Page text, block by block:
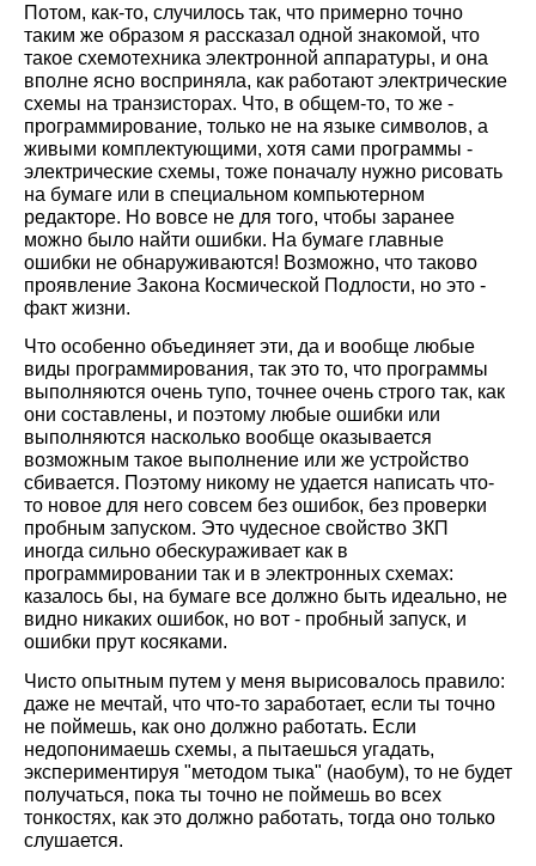
Потом, как-то, случилось так, что примерно точно
таким же образом я рассказал одной знакомой, что
такое схемотехника электронной аппаратуры, и она
вполне ясно восприняла, как работают электрические
схемы на транзисторах. Что, в общем-то, то же -
программирование, только не на языке символов, а
живыми комплектующими, хотя сами программы -
электрические схемы, тоже поначалу нужно рисовать
на бумаге или в специальном компьютерном
редакторе. Но вовсе не для того, чтобы заранее
можно было найти ошибки. На бумаге главные
ошибки не обнаруживаются! Возможно, что таково
проявление Закона Космической Подлости, но это -
факт жизни.
Что особенно объединяет эти, да и вообще любые
виды программирования, так это то, что программы
выполняются очень тупо, точнее очень строго так, как
они составлены, и поэтому любые ошибки или
выполняются насколько вообще оказывается
возможным такое выполнение или же устройство
сбивается. Поэтому никому не удается написать что-
то новое для него совсем без ошибок, без проверки
пробным запуском. Это чудесное свойство ЗКП
иногда сильно обескураживает как в
программировании так и в электронных схемах:
казалось бы, на бумаге все должно быть идеально, не
видно никаких ошибок, но вот - пробный запуск, и
ошибки прут косяками.
Чисто опытным путем у меня вырисовалось правило:
даже не мечтай, что что-то заработает, если ты точно
не поймешь, как оно должно работать. Если
недопонимаешь схемы, а пытаешься угадать,
экспериментируя "методом тыка" (наобум), то не будет
получаться, пока ты точно не поймешь во всех
тонкостях, как это должно работать, тогда оно только
слушается.